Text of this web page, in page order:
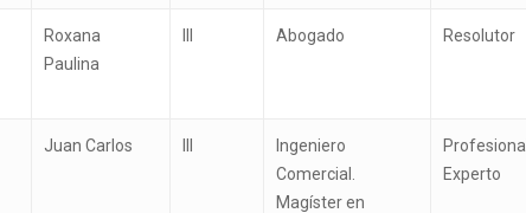
Roxana
Paulina
Abogado Resolutor
Juan Carlos
Ingeniero
Comercial.
Magíster en
Profesional
Experto